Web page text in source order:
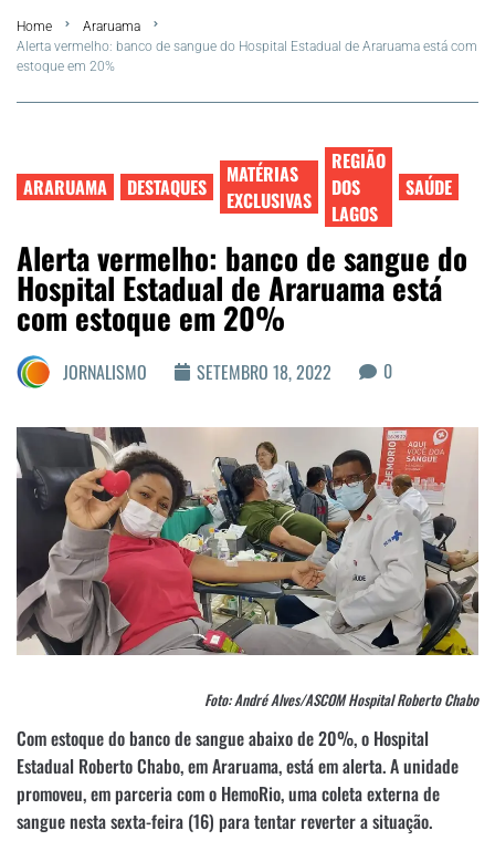
Summer
Araruama
Colunistas
Matérias Exclusivas
Home
Araruama
Alerta vermelho: banco de sangue do Hospital Estadual de Araruama está com
estoque em 20%
ARARUAMA DESTAQUES
MATÉRIAS
EXCLUSIVAS
REGIÃO
DOS
LAGOS
SAÚDE
Alerta vermelho: banco de sangue do
Hospital Estadual de Araruama está
com estoque em 20%
JORNALISMO SETEMBRO 18, 2022 0
Foto: André Alves/ASCOM Hospital Roberto Chabo
Com estoque do banco de sangue abaixo de 20%, o Hospital
Estadual Roberto Chabo, em Araruama, está em alerta. A unidade
promoveu, em parceria com o HemoRio, uma coleta externa de
sangue nesta sexta-feira (16) para tentar reverter a situação.